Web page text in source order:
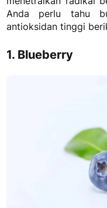
Anda perlu tahu
antioksidan tinggi
1. Blueberry